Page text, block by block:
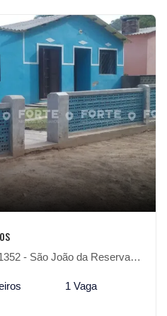
da Reserva, São Lourenço do Sul-RS
1 Vaga